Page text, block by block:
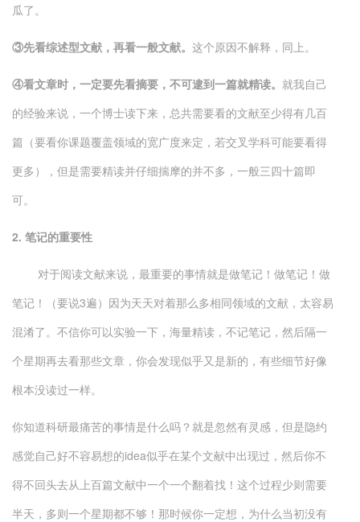
瓜了。
③先看综述型文献，再看一般文献。 这个原因不解释，同上。
④看文章时，一定要先看摘要，不可逮到一篇就精读。 就我自己
的经验来说，一个博士读下来，总共需要看的文献至少得有几百
篇（要看你课题覆盖领域的宽广度来定，若交叉学科可能要看得
更多），但是需要精读并仔细揣摩的并不多，一般三四十篇即
可。
2. 笔记的重要性
对于阅读文献来说，最重要的事情就是做笔记！做笔记！做
笔记！（要说3遍）因为天天对着那么多相同领域的文献，太容易
混淆了。不信你可以实验一下，海量精读，不记笔记，然后隔一
个星期再去看那些文章，你会发现似乎又是新的，有些细节好像
根本没读过一样。
你知道科研最痛苦的事情是什么吗？就是忽然有灵感，但是隐约
感觉自己好不容易想的idea似乎在某个文献中出现过，然后你不
得不回头去从上百篇文献中一个一个翻着找！这个过程少则需要
半天，多则一个星期都不够！那时候你一定想，为什么当初没有